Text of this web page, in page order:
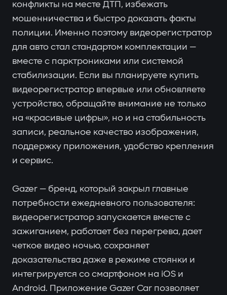
конфликты на месте ДТП, избежать
мошенничества и быстро доказать факты
полиции. Именно поэтому видеорегистратор
для авто стал стандартом комплектации —
вместе с парктрониками или системой
стабилизации. Если вы планируете купить
видеорегистратор впервые или обновляете
устройство, обращайте внимание не только
на «красивые цифры», но и на стабильность
записи, реальное качество изображения,
поддержку приложения, удобство крепления
и сервис.
Gazer — бренд, который закрыл главные
потребности ежедневного пользователя:
видеорегистратор запускается вместе с
зажиганием, работает без перегрева, дает
четкое видео ночью, сохраняет
доказательства даже в режиме стоянки и
интегрируется со смартфоном на iOS и
Android. Приложение Gazer Car позволяет